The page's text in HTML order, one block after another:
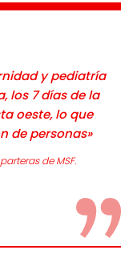
y pediatría
los 7 días de la
oeste, lo que
de personas»
de MSF.